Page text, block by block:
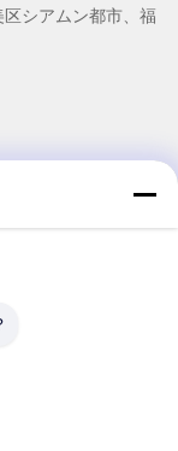
シアムン都市、福
.